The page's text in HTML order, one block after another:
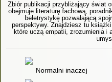
Zbiór publikacji przybliżający świat
obejmuje literaturę fachową,
beletrystykę pozwalającą
perspektywy. Znajdziesz tu
które uczą empatii, zrozumienia i
Normalni inaczej